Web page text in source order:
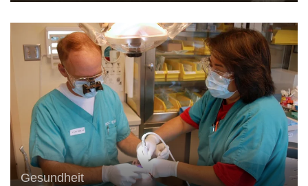
Gesundheit